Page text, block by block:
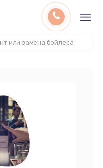
или замена бойлера